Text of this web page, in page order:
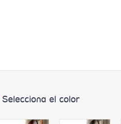
Selecciona el color